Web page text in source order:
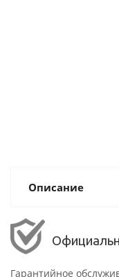
Описание
Гарантийное